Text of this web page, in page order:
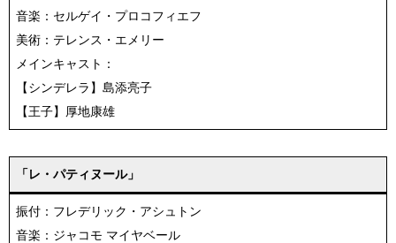
音楽：セルゲイ・プロコフィエフ
美術：テレンス・エメリー
メインキャスト：
【シンデレラ】島添亮子
【王子】厚地康雄
「レ・パティヌール」
振付：フレデリック・アシュトン
音楽：ジャコモ マイヤベール